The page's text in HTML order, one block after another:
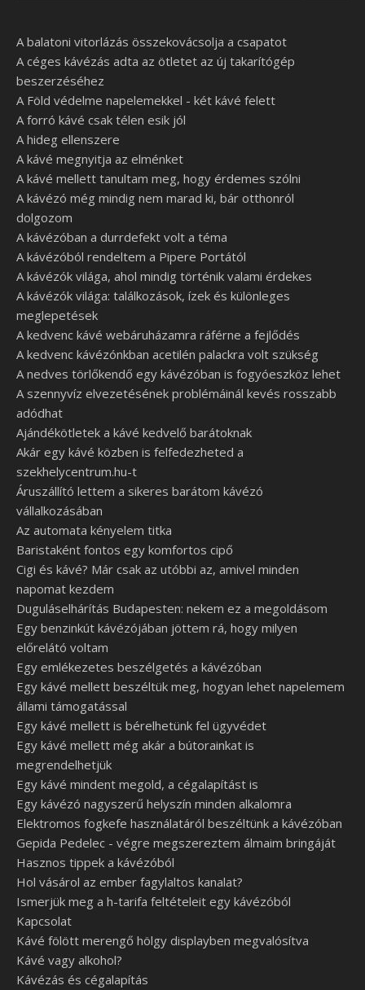
A balatoni vitorlázás összekovácsolja a csapatot
A céges kávézás adta az ötletet az új takarítógép
beszerzéséhez
A Föld védelme napelemekkel - két kávé felett
A forró kávé csak télen esik jól
A hideg ellenszere
A kávé megnyitja az elménket
A kávé mellett tanultam meg, hogy érdemes szólni
A kávézó még mindig nem marad ki, bár otthonról
dolgozom
A kávézóban a durrdefekt volt a téma
A kávézóból rendeltem a Pipere Portától
A kávézók világa, ahol mindig történik valami érdekes
A kávézók világa: találkozások, ízek és különleges
meglepetések
A kedvenc kávé webáruházamra ráférne a fejlődés
A kedvenc kávézónkban acetilén palackra volt szükség
A nedves törlőkendő egy kávézóban is fogyóeszköz lehet
A szennyvíz elvezetésének problémáinál kevés rosszabb
adódhat
Ajándékötletek a kávé kedvelő barátoknak
Akár egy kávé közben is felfedezheted a
szekhelycentrum.hu-t
Áruszállító lettem a sikeres barátom kávézó
vállalkozásában
Az automata kényelem titka
Baristaként fontos egy komfortos cipő
Cigi és kávé? Már csak az utóbbi az, amivel minden
napomat kezdem
Duguláselhárítás Budapesten: nekem ez a megoldásom
Egy benzinkút kávézójában jöttem rá, hogy milyen
előrelátó voltam
Egy emlékezetes beszélgetés a kávézóban
Egy kávé mellett beszéltük meg, hogyan lehet napelemem
állami támogatással
Egy kávé mellett is bérelhetünk fel ügyvédet
Egy kávé mellett még akár a bútorainkat is
megrendelhetjük
Egy kávé mindent megold, a cégalapítást is
Egy kávézó nagyszerű helyszín minden alkalomra
Elektromos fogkefe használatáról beszéltünk a kávézóban
Gepida Pedelec - végre megszereztem álmaim bringáját
Hasznos tippek a kávézóból
Hol vásárol az ember fagylaltos kanalat?
Ismerjük meg a h-tarifa feltételeit egy kávézóból
Kapcsolat
Kávé fölött merengő hölgy displayben megvalósítva
Kávé vagy alkohol?
Kávézás és cégalapítás